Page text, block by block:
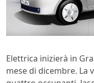
Elettrica inizierà in
mese di dicembre. La